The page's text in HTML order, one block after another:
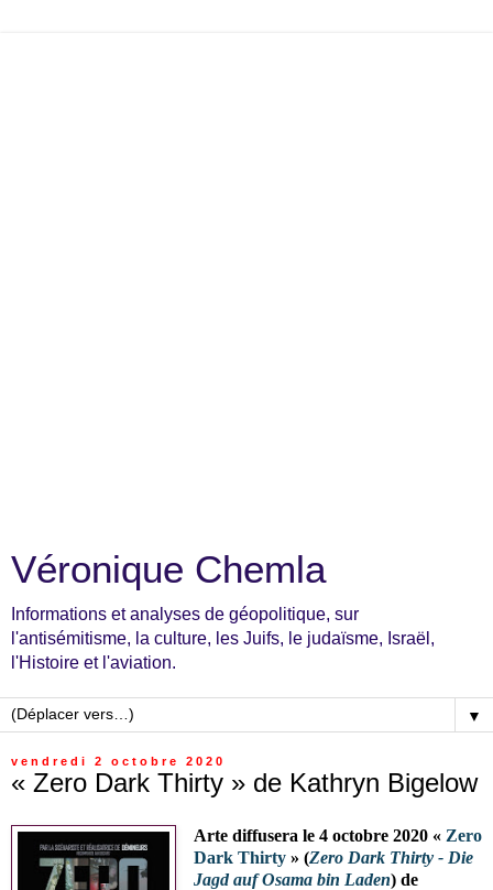
Véronique Chemla
Informations et analyses de géopolitique, sur
l'antisémitisme, la culture, les Juifs, le judaïsme, Israël,
l'Histoire et l'aviation.
▼
vendredi 2 octobre 2020
« Zero Dark Thirty » de Kathryn Bigelow
Arte diffusera le 4 octobre 2020 « Zero
Dark Thirty» (Zero Dark Thirty - Die
Jagd auf Osama bin Laden) de